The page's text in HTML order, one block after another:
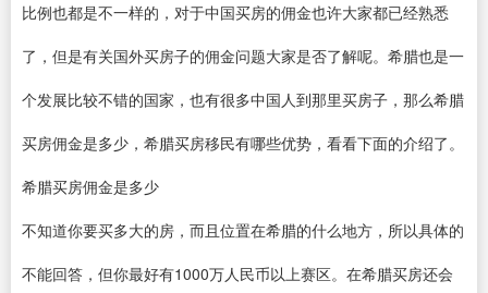
比例也都是不一样的，对于中国买房的佣金也许大家都已经熟悉
了，但是有关国外买房子的佣金问题大家是否了解呢。希腊也是一
个发展比较不错的国家，也有很多中国人到那里买房子，那么希腊
买房佣金是多少，希腊买房移民有哪些优势，看看下面的介绍了。
希腊买房佣金是多少
不知道你要买多大的房，而且位置在希腊的什么地方，所以具体的
不能回答，但你最好有1000万人民币以上赛区。在希腊买房还会